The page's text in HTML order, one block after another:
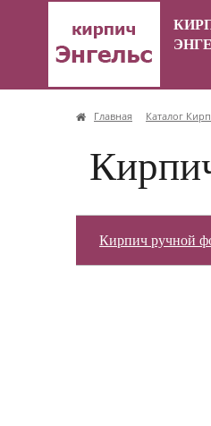
Главная Каталог
Кирпич ручной